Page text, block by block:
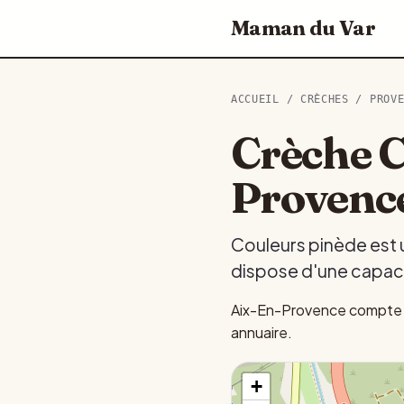
Maman du Var
ACCUEIL / CRÈCHES /
Crèche
Couleurs pinède est
dispose d'une
Aix-En-Provence
annuaire.
+